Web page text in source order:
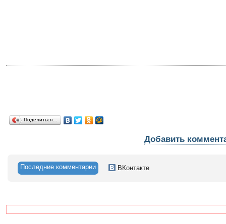
Поделиться…
Добавить
Последние комментарии ВКонтакте